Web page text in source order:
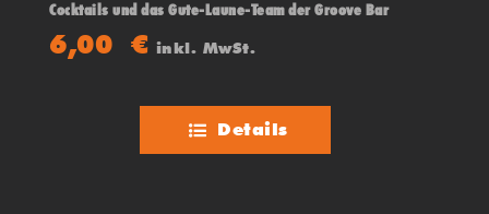
Cocktails und das Gute-Laune-Team der Groove Bar
erwarten euch.
6,00 € inkl. MwSt.
Details